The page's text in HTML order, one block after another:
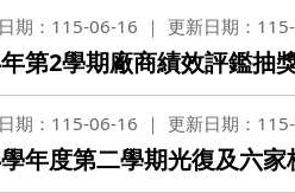
總務會議(原陽
校園交通管理
校園交通管理
職務宿舍管理
韌性校園
陽明校區山坡
校園機電設施
微電網規劃
表單下載
盤點計
陽明校區113
康盤點成果
期：115-06-16 更新日期：
第2學期廠商績效評鑑抽
期：115-06-16 更新日期：
年度第二學期光復及六